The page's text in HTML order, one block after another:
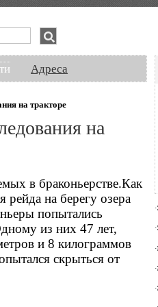
Адреса
на тракторе
на
в браконьерстве.Как
на берегу озера
попытались
из них 47 лет,
и 8 килограммов
скрыться от